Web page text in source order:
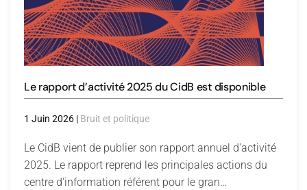
Le rapport d’activité 2025 du CidB est disponible
1 Juin 2026 | Bruit et politique
Le CidB vient de publier son rapport annuel d'activité
2025. Le rapport reprend les principales actions du
centre d'information référent pour le gran…